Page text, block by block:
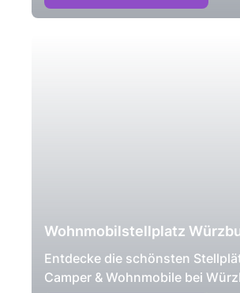
Wohnmobilstellplatz
Entdecke die schönsten
Camper & Wohnmobile bei